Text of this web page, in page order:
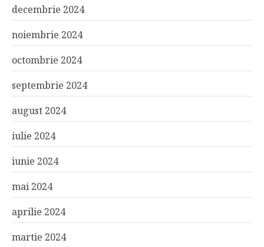
decembrie 2024
noiembrie 2024
octombrie 2024
septembrie 2024
august 2024
iulie 2024
iunie 2024
mai 2024
aprilie 2024
martie 2024